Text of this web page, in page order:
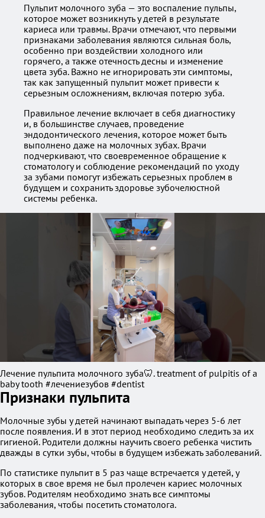
Пульпит молочного зуба — это воспаление пульпы,
которое может возникнуть у детей в результате
кариеса или травмы. Врачи отмечают, что первыми
признаками заболевания являются сильная боль,
особенно при воздействии холодного или
горячего, а также отечность десны и изменение
цвета зуба. Важно не игнорировать эти симптомы,
так как запущенный пульпит может привести к
серьезным осложнениям, включая потерю зуба.
Правильное лечение включает в себя диагностику
и, в большинстве случаев, проведение
эндодонтического лечения, которое может быть
выполнено даже на молочных зубах. Врачи
подчеркивают, что своевременное обращение к
стоматологу и соблюдение рекомендаций по уходу
за зубами помогут избежать серьезных проблем в
будущем и сохранить здоровье зубочелюстной
системы ребенка.
Лечение пульпита молочного зуба🦷. treatment of pulpitis of a
baby tooth #лечениезубов #dentist
Признаки пульпита
Молочные зубы у детей начинают выпадать через 5-6 лет
после появления. И в этот период необходимо следить за их
гигиеной. Родители должны научить своего ребенка чистить
дважды в сутки зубы, чтобы в будущем избежать заболеваний.
По статистике пульпит в 5 раз чаще встречается у детей, у
которых в свое время не был пролечен кариес молочных
зубов. Родителям необходимо знать все симптомы
заболевания, чтобы посетить стоматолога.